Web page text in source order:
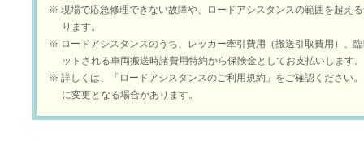
※ 現場で応急修理できない故障や、ロードアシスタンスの範囲を超え
ります。
※ ロードアシスタンスのうち、レッカー牽引費用（搬送引取費用）、
ットされる車両搬送時諸費用特約から保険金としてお支払いします。
※ 詳しくは、「ロードアシスタンスのご利用規約」をご確認ください
に変更となる場合があります。